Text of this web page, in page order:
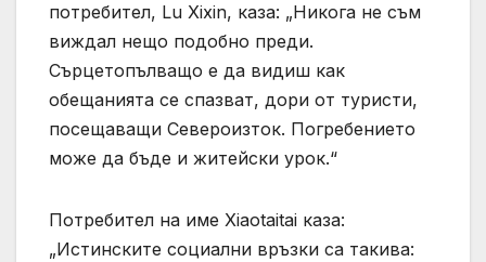
потребител, Lu Xixin, каза: „Никога не съм
виждал нещо подобно преди.
Сърцетопълващо е да видиш как
обещанията се спазват, дори от туристи,
посещаващи Североизток. Погребението
може да бъде и житейски урок.“
Потребител на име Xiaotaitai каза:
„Истинските социални връзки са такива: